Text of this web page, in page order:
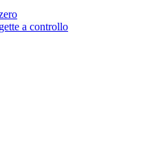
a controllo